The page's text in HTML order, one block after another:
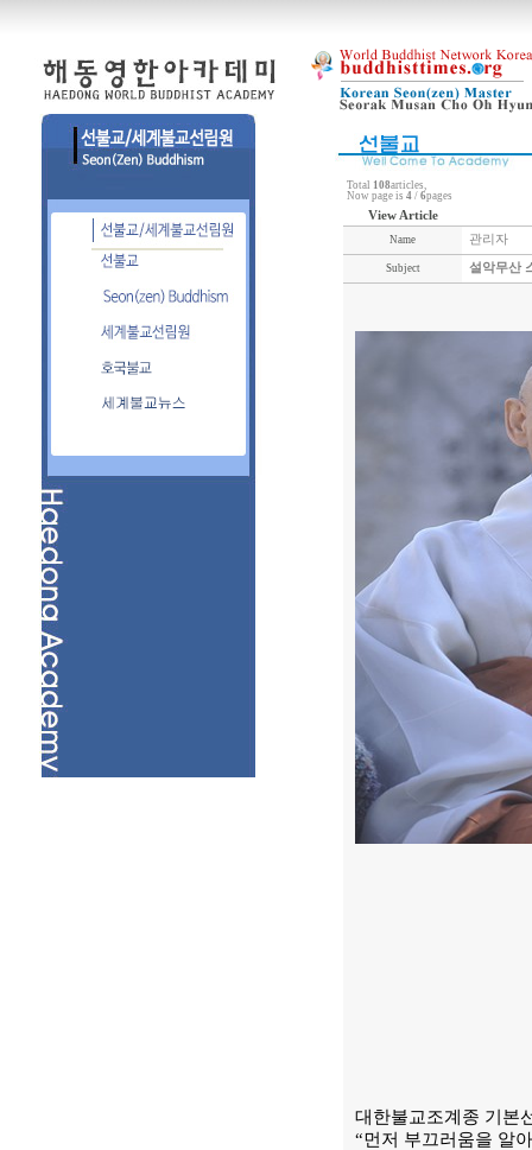
Total 108articles,
Now page is 4 / 6pages
View Article
Name 관리자
Subject 설악무산
대한불교조계종 기본
“먼저 부끄러움을 알